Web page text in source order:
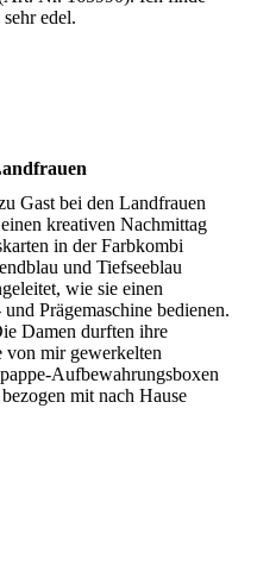
edel.
Gast bei den Landfrauen
kreativen Nachmittag
in der Farbkombi
und Tiefseeblau
wie sie einen
Prägemaschine bedienen.
Damen durften ihre
von mir gewerkelten
Aufbewahrungsboxen
mit nach Hause